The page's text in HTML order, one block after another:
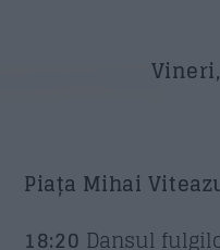
Piața Mihai
18:20 Dansul